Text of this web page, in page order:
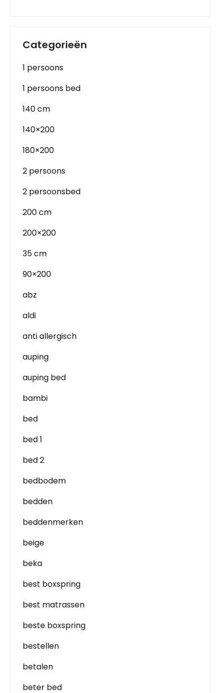
Categorieën
1 persoons
1 persoons bed
140 cm
140×200
180×200
2 persoons
2 persoonsbed
200 cm
200×200
35 cm
90×200
abz
aldi
anti allergisch
auping
auping bed
bambi
bed
bed 1
bed 2
bedbodem
bedden
beddenmerken
beige
beka
best boxspring
best matrassen
beste boxspring
bestellen
betalen
beter bed